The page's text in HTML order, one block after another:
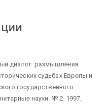
диалог: размышления
судьбах Европы и
государственного
науки. № 2. 1997.